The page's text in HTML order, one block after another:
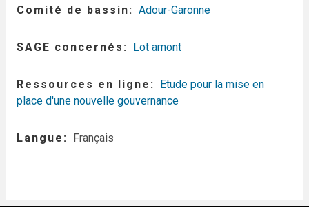
Comité de bassin Adour-Garonne
SAGE concernés Lot amont
Ressources en ligne
Etude pour la mise en
place d'une nouvelle gouvernance
Langue Français